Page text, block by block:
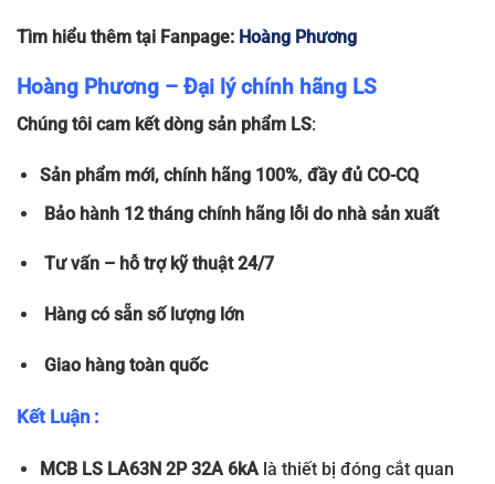
Tìm hiểu thêm tại Fanpage: Hoàng Phương
Hoàng Phương – Đại lý chính hãng LS
Chúng tôi cam kết dòng sản phẩm LS:
Sản phẩm mới, chính hãng 100%, đầy đủ CO-CQ
Bảo hành 12 tháng chính hãng lỗi do nhà sản xuất
Tư vấn – hỗ trợ kỹ thuật 24/7
Hàng có sẵn số lượng lớn
Giao hàng toàn quốc
Kết Luận :
MCB LS LA63N 2P 32A 6kAlà thiết bị đóng cắt quan